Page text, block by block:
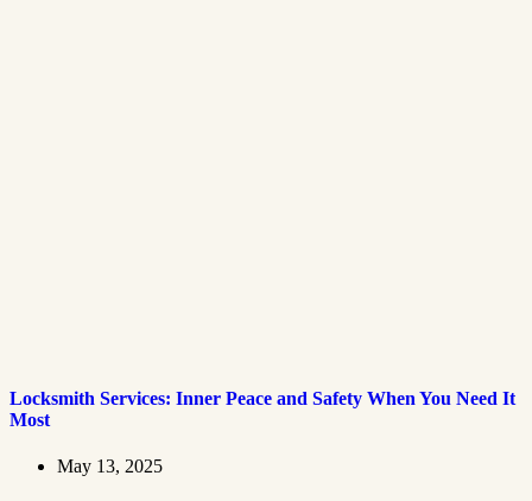
Locksmith Services: Inner Peace and Safety When You Need It
Most
May 13, 2025